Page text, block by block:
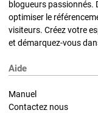
blogueurs passionnés.
optimiser le
visiteurs. Créez votre
et démarquez-vous
Aide
Manuel
Contactez nous